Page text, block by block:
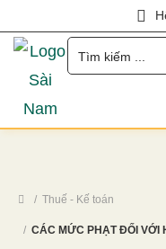
Thuế - Kế toán
CÁC MỨC PHẠT ĐỐI VỚI